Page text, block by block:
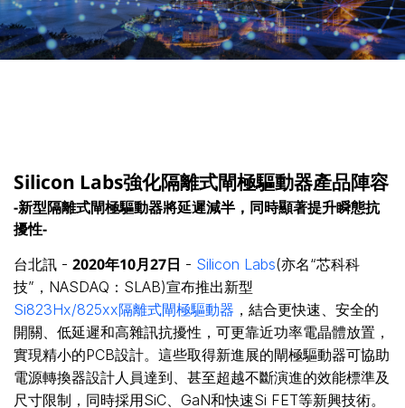
Silicon Labs強化隔離式閘極驅動器產品陣容
-新型隔離式閘極驅動器將延遲減半，同時顯著提升瞬態抗
擾性-
台北訊 - 2020年10月27日 - Silicon Labs(亦名“芯科科
技”，NASDAQ：SLAB)宣布推出新型
Si823Hx/825xx隔離式閘極驅動器 ，結合更快速、安全的
開關、低延遲和高雜訊抗擾性，可更靠近功率電晶體放置，
實現精小的PCB設計。這些取得新進展的閘極驅動器可協助
電源轉換器設計人員達到、甚至超越不斷演進的效能標準及
尺寸限制，同時採用SiC、GaN和快速Si FET等新興技術。